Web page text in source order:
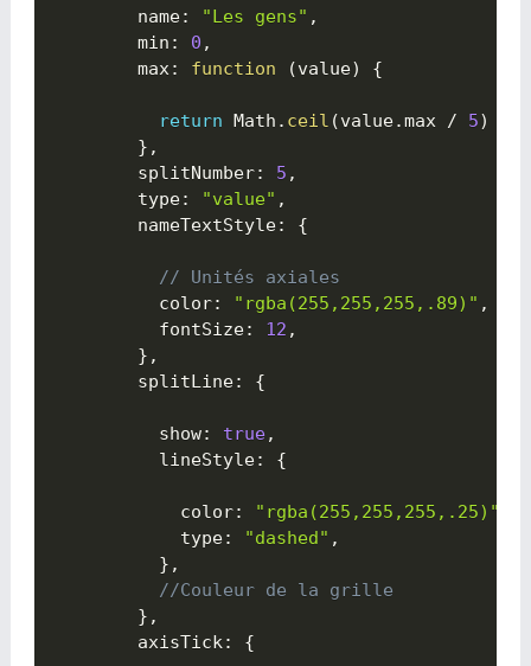
        name
: "Les gens" ,
        min
: 0 ,
        max
: function (value) {
return Math . ceil (value.max / 5)
} ,
        splitNumber
: 5 ,
        type
: "value" ,
        nameTextStyle
: {
// Unités axiales
          color
: "rgba(255,255,255,.89)" ,
          fontSize
: 12 ,
} ,
        splitLine
: {
          show
: true,
          lineStyle
: {
            color
: "rgba(255,255,255,.25)"
            type
: "dashed" ,
} ,
//Couleur de la grille
} ,
        axisTick
: {